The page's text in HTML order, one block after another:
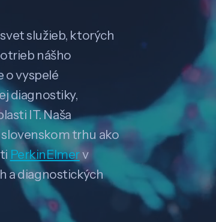
služieb, ktorých
nášho
o vyspelé
diagnostiky,
IT. Naša
trhu ako
PerkinElmerv
a diagnostických